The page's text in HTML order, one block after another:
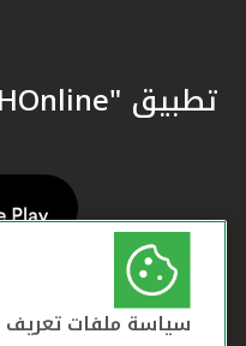
تطبيق "KFHOnline" للهواتف الذكية
سياسة ملفات تعريف